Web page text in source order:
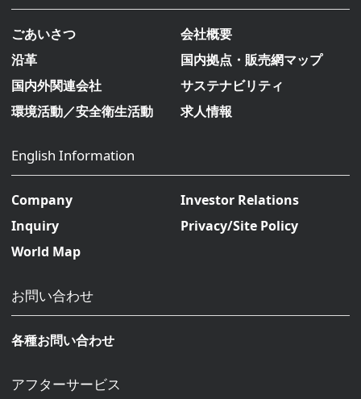
ごあいさつ
会社概要
沿革
国内拠点・販売網マップ
国内外関連会社
サステナビリティ
環境活動／安全衛生活動
求人情報
English Information
Company
Investor Relations
Inquiry
Privacy/Site Policy
World Map
お問い合わせ
各種お問い合わせ
アフターサービス